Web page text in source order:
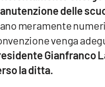
delle
meramente
venga
Gianfranco
la ditta.